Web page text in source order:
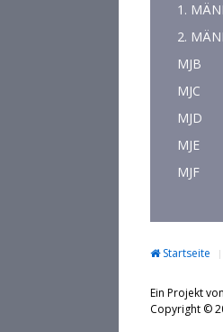
1.
2.
MJB
MJC
MJD
MJE
MJF
Startseite
Ein Projekt
Copyright ©